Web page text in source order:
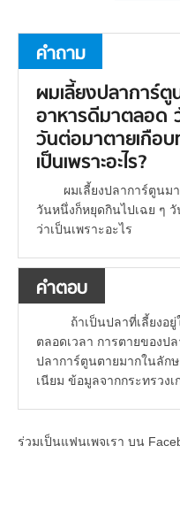
คำถาม
ผมเลี้ยงปลาการ์
อาหารดีมาตลอด
วันต่อมาตายเกือ
เป็นเพราะอะไร?
ผมเลี้ยงปลาการ์ตูน
วันหนึ่งก็หยุดกินไปเฉย ๆ วั
ว่าเป็นเพราะอะไร
คำตอบ
ถ้าเป็นปลาที่เลี้ยงอ
ตลอดเวลา การตายของป
ปลาการ์ตูนตายมากในลัก
เนียม ข้อมูลจากกระทรวง
ร่วมเป็นแฟนเพจเรา บน